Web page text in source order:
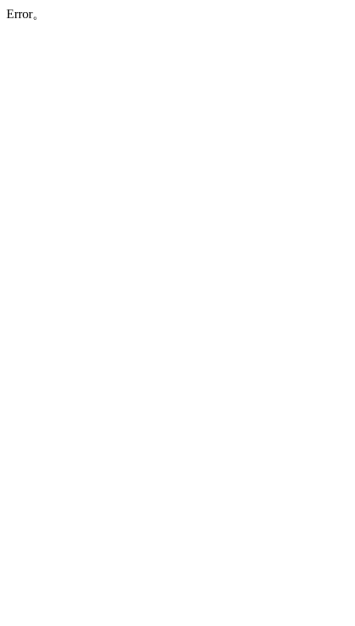
Error。